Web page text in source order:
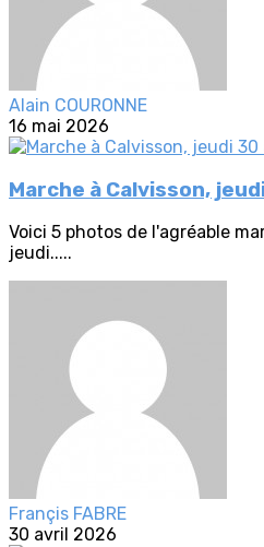
Alain COURONNE
16 mai 2026
Marche à Calvisson,
Voici 5 photos de l'agréable
jeudi.....
Françis FABRE
30 avril 2026